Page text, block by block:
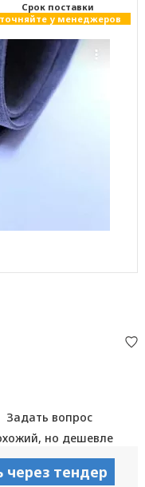
Cрок поставки
у менеджеров
Задать вопрос
но дешевле
через тендер